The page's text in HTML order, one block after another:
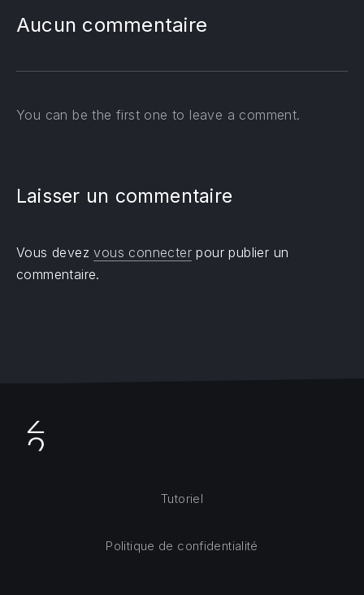
Aucun commentaire
You can be the first one to leave a comment.
Laisser un commentaire
Vous devezvous connecter pour publier un
commentaire.
Tutoriel
Politique de confidentialité